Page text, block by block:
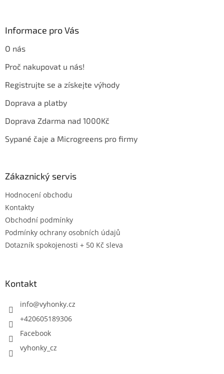
Informace pro Vás
O nás
Proč nakupovat u nás!
Registrujte se a získejte výhody
Doprava a platby
Doprava Zdarma nad 1000Kč
Sypané čaje a Microgreens pro firmy
Zákaznický servis
Hodnocení obchodu
Kontakty
Obchodní podmínky
Podmínky ochrany osobních údajů
Dotazník spokojenosti + 50 Kč sleva
Kontakt
info@vyhonky.cz
+420605189306
Facebook
vyhonky_cz